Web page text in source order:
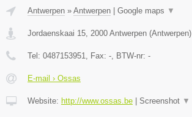
Antwerpen » Antwerpen | Google maps ▼
Jordaenskaai 15 2000 Antwerpen (Antwerpen)
Tel: 0487153951 , Fax: - , BTW-nr: -
E-mail › Ossas
Website: http://www.ossas.be | Screenshot ▼